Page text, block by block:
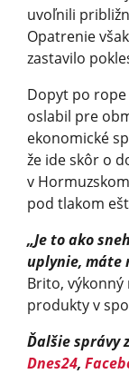
uvoľnili
Opatrenie
zastavilo
Dopyt po
oslabil pre
ekonomické
že ide skôr o
v
pod tlakom
„Je to ako
uplynie, máte
Brito,
produkty v
Ďalšie správy
Dnes24,